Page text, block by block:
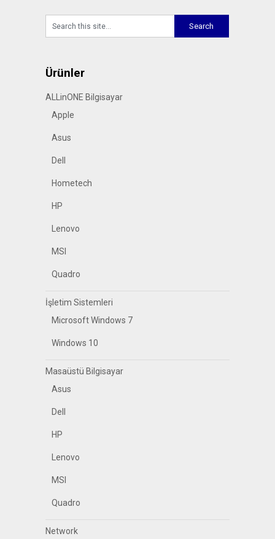
Ürünler
ALLinONE Bilgisayar
Apple
Asus
Dell
Hometech
HP
Lenovo
MSI
Quadro
İşletim Sistemleri
Microsoft Windows 7
Windows 10
Masaüstü Bilgisayar
Asus
Dell
HP
Lenovo
MSI
Quadro
Network